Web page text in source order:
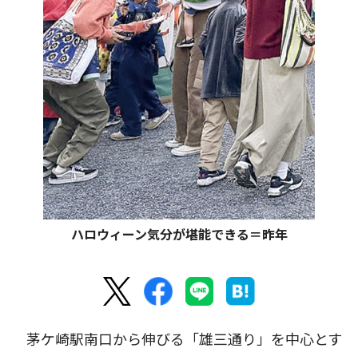
ハロウィーン気分が堪能できる＝昨年
茅ケ崎駅南口から伸びる「雄三通り」を中心とす